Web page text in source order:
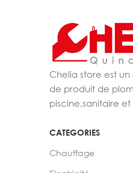
Chelia store est
de produit de
piscine,sanitaire
CATEGORIES
Chauffage